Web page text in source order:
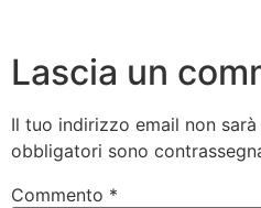
Lascia un
Il tuo indirizzo email non
obbligatori sono
Commento *